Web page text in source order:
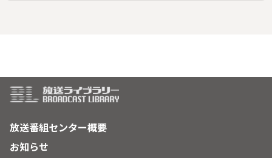
放送番組センター概要
お知らせ